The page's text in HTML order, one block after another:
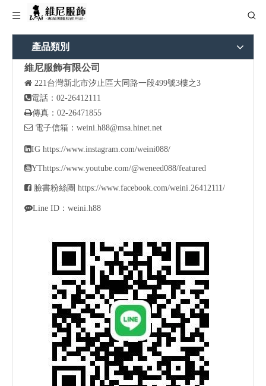
產品類別
維尼服飾有限公司
 221台灣新北市汐止區大同路一段499號3樓之3
電話：02-26412111
傳真：02-26471855
 電子信箱： weini.h88@msa.hinet.net
IG https://www.instagram.com/weini088/
YThttps://www.youtube.com/@weneed088/featured
 臉書粉絲團 https://www.facebook.com/weini.26412111/
Line ID：weini.h88